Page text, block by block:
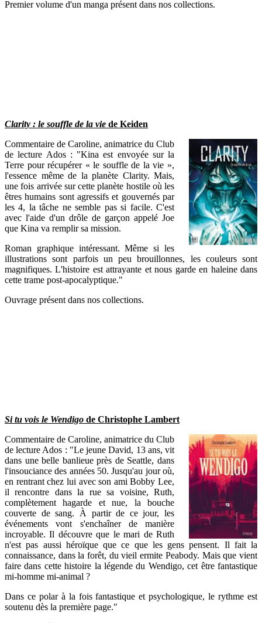
Premier volume d'un manga présent dans nos collections.
Clarity : le souffle de la vie de Keiden
Commentaire de Caroline, animatrice du Club
de lecture Ados : "Kina est envoyée sur la
Terre pour récupérer « le souffle de la vie »,
l'essence même de la planète Clarity. Mais,
une fois arrivée sur cette planète hostile où les
êtres humains sont agressifs et gouvernés par
les 4, la tâche ne semble pas si facile. C'est
avec l'aide d'un drôle de garçon appelé Joe
que Kina va remplir sa mission.
Roman graphique intéressant. Même si les
illustrations sont parfois un peu brouillonnes, les couleurs sont
magnifiques. L'histoire est attrayante et nous garde en haleine dans
cette trame post-apocalyptique."
Ouvrage présent dans nos collections.
Si tu vois le Wendigo de Christophe Lambert
Commentaire de Caroline, animatrice du Club
de lecture Ados : "Le jeune David, 13 ans, vit
dans une belle banlieue près de Seattle, dans
l'insouciance des années 50. Jusqu'au jour où,
en rentrant chez lui avec son ami Bobby Lee,
il rencontre dans la rue sa voisine, Ruth,
complètement hagarde et nue, la bouche
couverte de sang. À partir de ce jour, les
événements vont s'enchaîner de manière
incroyable. Il découvre que le mari de Ruth
n'est pas aussi héroïque que ce que les gens pensent. Il fait la
connaissance, dans la forêt, du vieil ermite Peabody. Mais que vient
faire dans cette histoire la légende du Wendigo, cet être fantastique
mi-homme mi-animal ?
Dans ce polar à la fois fantastique et psychologique, le rythme est
soutenu dès la première page."